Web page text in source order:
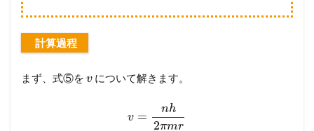
計算過程
まず、式⑤を v について解きます。
v =
nh
2πmr